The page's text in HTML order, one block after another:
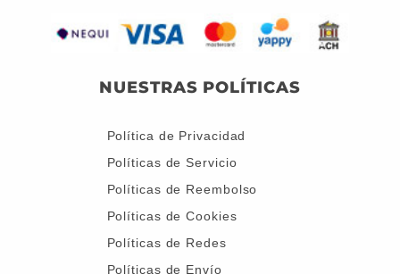
NUESTRAS POLÍTICAS
Política de Privacidad
Políticas de Servicio
Políticas de Reembolso
Políticas de Cookies
Políticas de Redes
Políticas de Envío